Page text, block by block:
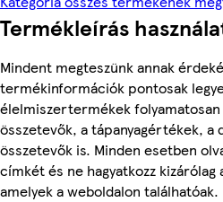
Termékleírás
Mindent megteszünk annak
termékinformációk pontosak
élelmiszertermékek folyamatosan
összetevők, a tápanyagértékek, a
összetevők is. Minden esetben
címkét és ne hagyatkozz
amelyek a weboldalon találhatóak.